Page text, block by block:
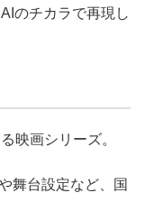
のチカラで再現し
映画シリーズ。
舞台設定など、国